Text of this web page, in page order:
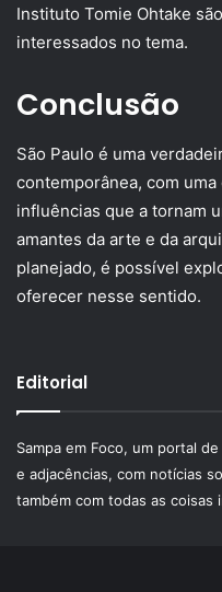
Instituto Tomie Ohtake
interessados no tema.
Conclusão
São Paulo é uma
contemporânea, com
influências que a tornam
amantes da arte e da
planejado, é possível
oferecer nesse sentido.
Editorial
Sampa em Foco, um portal
e adjacências, com notícias
também com todas as coisas